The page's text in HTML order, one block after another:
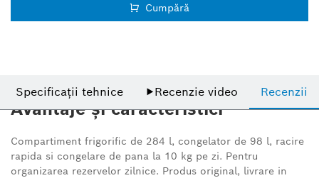
Cumpără
Specificații tehnice ▶Recenzie video Recenzii
Avantaje și caracteristici
Compartiment frigorific de 284 l, congelator de 98 l, racire
rapida si congelare de pana la 10 kg pe zi. Pentru
organizarea rezervelor zilnice. Produs original, livrare in